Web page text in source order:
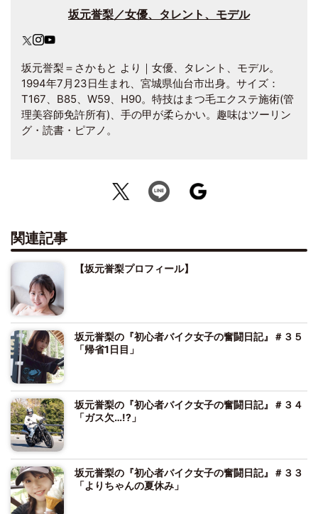
坂元誉梨／女優、タレント、モデル
坂元誉梨＝さかもと より｜女優、タレント、モデル。
1994年7月23日生まれ、宮城県仙台市出身。サイズ：
T167、B85、W59、H90。特技はまつ毛エクステ施術(管
理美容師免許所有)、手の甲が柔らかい。趣味はツーリン
グ・読書・ピアノ。
関連記事
【坂元誉梨プロフィール】
坂元誉梨の『初心者バイク女子の奮闘日記』＃３５
「帰省1日目」
坂元誉梨の『初心者バイク女子の奮闘日記』＃３４
「ガス欠…!?」
坂元誉梨の『初心者バイク女子の奮闘日記』＃３３
「よりちゃんの夏休み」